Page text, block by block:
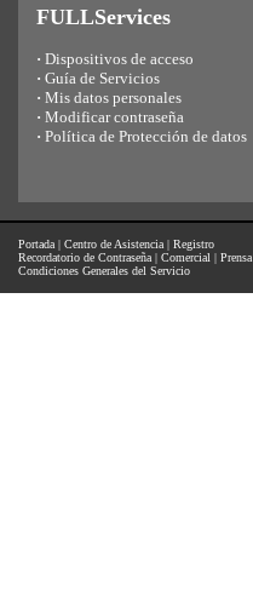
FULLServices
· Dispositivos de acceso
· Guía de Servicios
· Mis datos personales
· Modificar contraseña
· Política de Protección de datos
Portada | Centro de Asistencia | Registro
Recordatorio de Contraseña | Comercial | Prensa
Condiciones Generales del Servicio